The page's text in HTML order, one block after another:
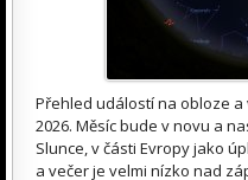
Přehled událostí na obloze a
2026. Měsíc bude v novu a
Slunce, v části Evropy jako
a večer je velmi nízko nad